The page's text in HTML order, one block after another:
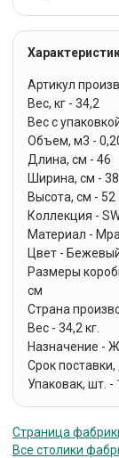
Артикул
Вес, кг - 34,2
Вес с
Объем, м3 -
Длина, см - 46
Ширина, см - 38
Высота, см - 52
Коллекция -
Материал -
Цвет -
Размеры
см
Страна
Вес - 34,2 кг.
Назначение -
Срок поставки,
Упаковак, шт. -
Страница
Все столики